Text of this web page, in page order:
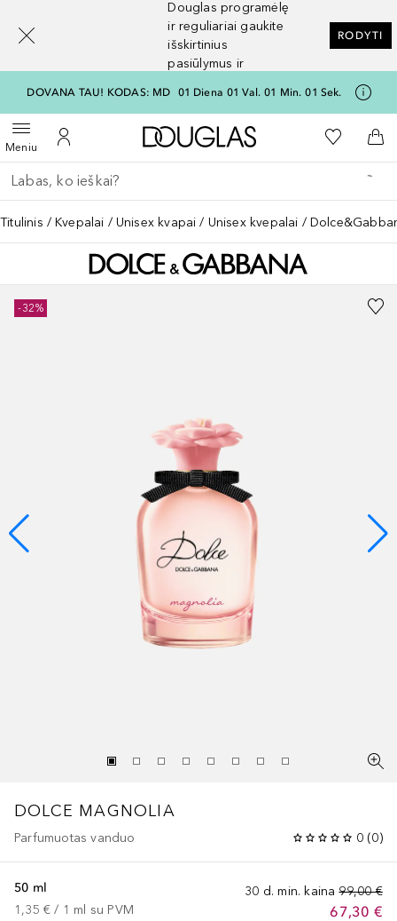
Douglas programėlę
ir reguliariai gaukite
išskirtinius
pasiūlymus ir
RODYTI
DOVANA TAU! KODAS: MD 01 Diena 01 Val. 01 Min. 01 Sek.
MeniuAtidaryti meniuĮ mano paskyrą
Į Douglas pagrindinį
Į mano
Į
Grįžk atgal
Vykdykite paiešką
Titulinis Kvepalai Unisex kvapai Unisex kvepalai
-32%
DOLCE MAGNOLIA
Parfumuotas vanduo 0 (0)
30 d. min. kaina 99,00 €
67,30 €
50 ml
1,35 € / 1 ml su PVM
[navigation.slideout.screenreader]